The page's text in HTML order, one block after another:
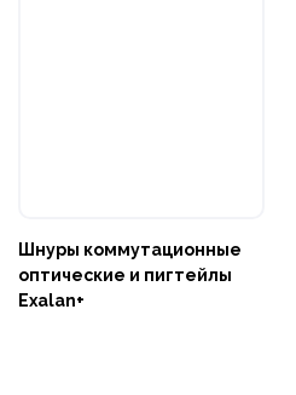
Шнуры коммутационные
оптические и пигтейлы
Exalan+